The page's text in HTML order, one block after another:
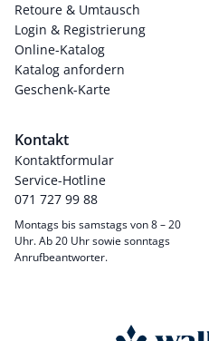
Retoure & Umtausch
Login & Registrierung
Online-Katalog
Katalog anfordern
Geschenk-Karte
Kontakt
Kontaktformular
Service-Hotline
071 727 99 88
Montags bis samstags von 8 – 20
Uhr. Ab 20 Uhr sowie sonntags
Anrufbeantworter.